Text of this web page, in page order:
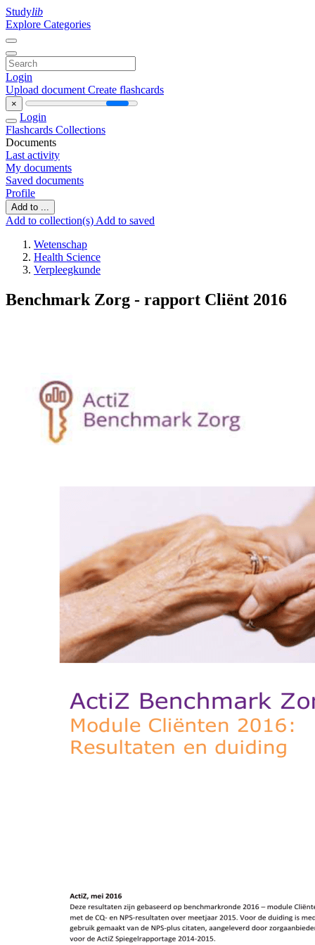
Studylib
Explore Categories
Login
Upload document Create flashcards
×
Login
Flashcards Collections
Documents
Last activity
My documents
Saved documents
Profile
Add to ...
Add to collection(s) Add to saved
Wetenschap
Health Science
Verpleegkunde
Benchmark Zorg - rapport Cliënt 2016